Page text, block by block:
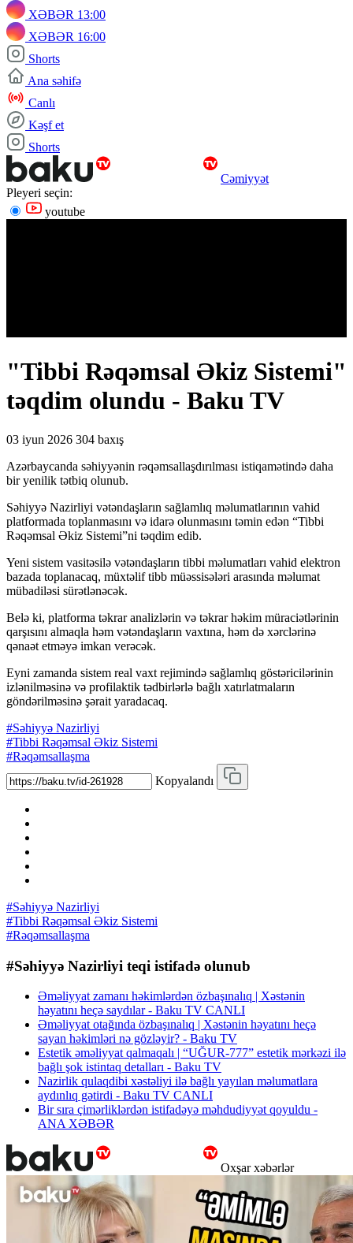
XƏBƏR 13:00
XƏBƏR 16:00
Shorts
Ana səhifə
Canlı
Kəşf et
Shorts
Cəmiyyət
Pleyeri seçin:
youtube
"Tibbi Rəqəmsal Əkiz Sistemi"
təqdim olundu - Baku TV
03 iyun 2026 304 baxış
Azərbaycanda səhiyyənin rəqəmsallaşdırılması istiqamətində daha
bir yenilik tətbiq olunub.
Səhiyyə Nazirliyi vətəndaşların sağlamlıq məlumatlarının vahid
platformada toplanmasını və idarə olunmasını təmin edən “Tibbi
Rəqəmsal Əkiz Sistemi”ni təqdim edib.
Yeni sistem vasitəsilə vətəndaşların tibbi məlumatları vahid elektron
bazada toplanacaq, müxtəlif tibb müəssisələri arasında məlumat
mübadiləsi sürətlənəcək.
Belə ki, platforma təkrar analizlərin və təkrar həkim müraciətlərinin
qarşısını almaqla həm vətəndaşların vaxtına, həm də xərclərinə
qənaət etməyə imkan verəcək.
Eyni zamanda sistem real vaxt rejimində sağlamlıq göstəricilərinin
izlənilməsinə və profilaktik tədbirlərlə bağlı xatırlatmaların
göndərilməsinə şərait yaradacaq.
#Səhiyyə Nazirliyi
#Tibbi Rəqəmsal Əkiz Sistemi
#Rəqəmsallaşma
Kopyalandı
#Səhiyyə Nazirliyi
#Tibbi Rəqəmsal Əkiz Sistemi
#Rəqəmsallaşma
#Səhiyyə Nazirliyi teqi istifadə olunub
Əməliyyat zamanı həkimlərdən özbaşınalıq | Xəstənin
həyatını heçə saydılar - Baku TV CANLI
Əməliyyat otağında özbaşınalıq | Xəstənin həyatını heçə
sayan həkimləri nə gözləyir? - Baku TV
Estetik əməliyyat qalmaqalı | “UĞUR-777” estetik mərkəzi ilə
bağlı şok istintaq detalları - Baku TV
Nazirlik qulaqdibi xəstəliyi ilə bağlı yayılan məlumatlara
aydınlıq gətirdi - Baku TV CANLI
Bir sıra çimərliklərdən istifadəyə məhdudiyyət qoyuldu -
ANA XƏBƏR
Oxşar xəbərlər